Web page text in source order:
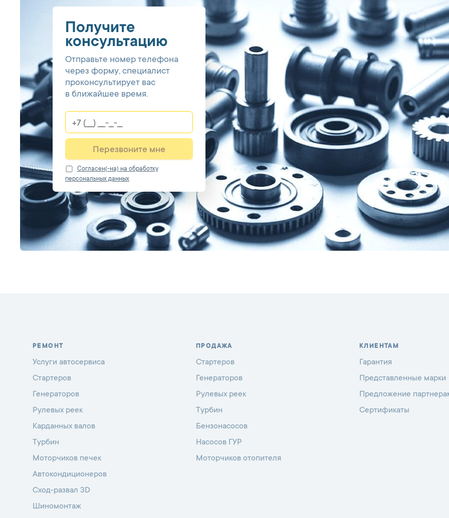
Получите
консультацию
Отправьте номер телефона
через форму, специалист
проконсультирует вас
в ближайшее время.
Перезвоните мне
Cогласен(-на) на обработку
персональных данных
РЕМОНТ
Услуги автосервиса
Стартеров
Генераторов
Рулевых реек
Карданных валов
Турбин
Моторчиков печек
Автокондиционеров
Сход-развал 3D
Шиномонтаж
ПРОДАЖА
Стартеров
Генераторов
Рулевых реек
Турбин
Бензонасосов
Насосов ГУР
Моторчиков отопителя
КЛИЕНТАМ
Гарантия
Представленные марки
Предложение
Сертификаты